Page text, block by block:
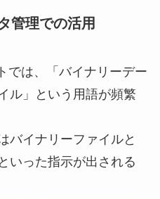
管理での活用
では、「バイナリーデー
ル」という用語が頻繁
バイナリーファイルと
いった指示が出される